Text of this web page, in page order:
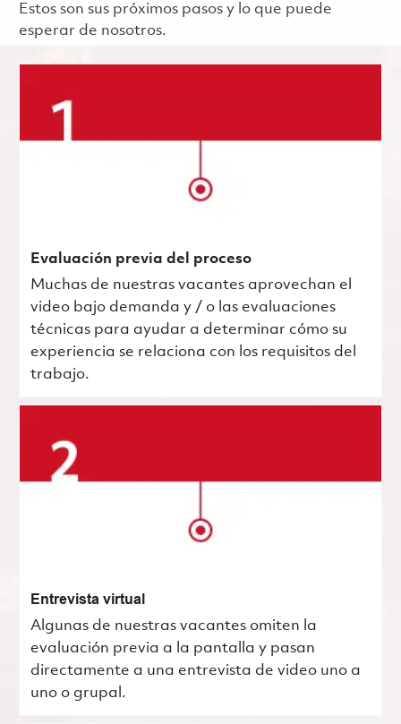
Estos son sus próximos pasos y lo que puede
esperar de nosotros.
Evaluación previa del proceso
Muchas de nuestras vacantes aprovechan el
video bajo demanda y / o las evaluaciones
técnicas para ayudar a determinar cómo su
experiencia se relaciona con los requisitos del
trabajo.
Entrevista virtual
Algunas de nuestras vacantes omiten la
evaluación previa a la pantalla y pasan
directamente a una entrevista de video uno a
uno o grupal.